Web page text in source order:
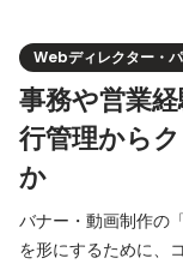
Webディレクター・
事務や営業
行管理から
か
バナー・動画制作の「
を形にするために、